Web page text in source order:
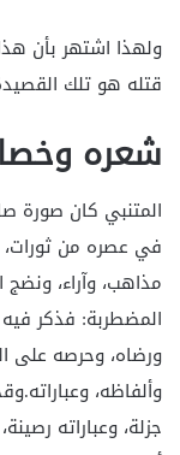
ولهذا اشتهر بأن
قتله هو تلك
شعره
المتنبي كان صورة
في عصره من ثورات،
مذاهب، وآراء،
المضطربة: فذكر
ورضاه، وحرصه على
وألفاظه،
جزلة، وعباراته